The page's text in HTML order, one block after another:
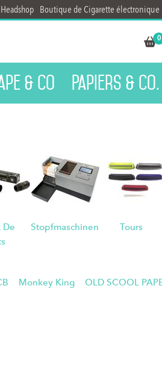
Headshop Boutique de Cigarette électronique
0
& Co Papiers & Co.
De
Stopfmaschinen Tours
Monkey King OLD SCOOL